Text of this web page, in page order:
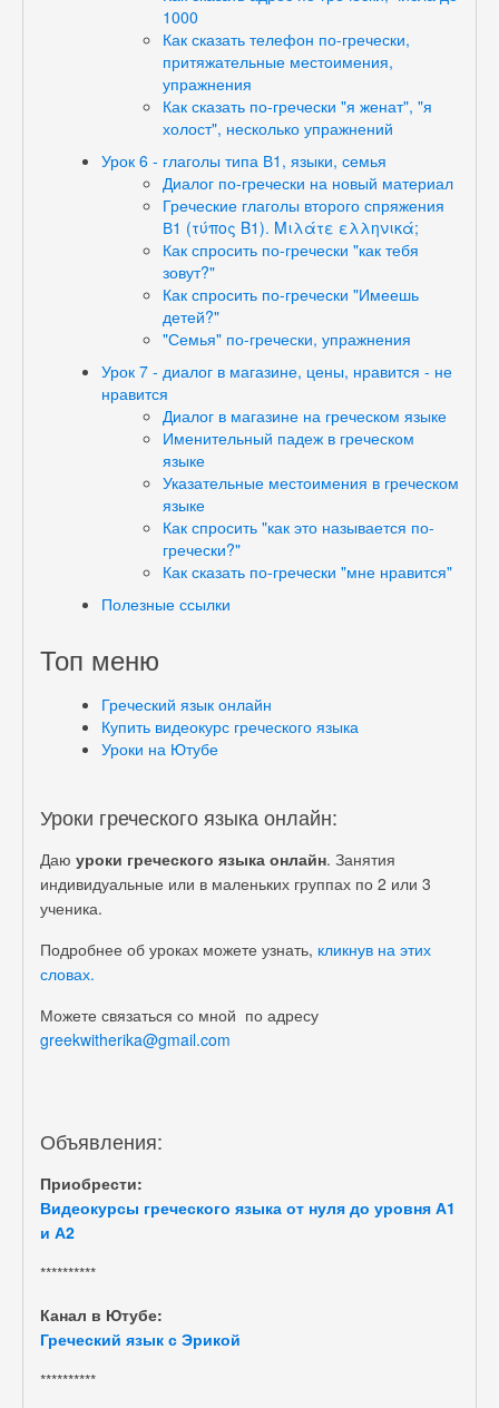
1000
Как сказать телефон по-гречески,
притяжательные местоимения,
упражнения
Как сказать по-гречески "я женат", "я
холост", несколько упражнений
Урок 6 - глаголы типа В1, языки, семья
Диалог по-гречески на новый материал
Греческие глаголы второго спряжения
В1 (τύπος Β1). Μιλάτε ελληνικά;
Как спросить по-гречески "как тебя
зовут?"
Как спросить по-гречески "Имеешь
детей?"
"Семья" по-гречески, упражнения
Урок 7 - диалог в магазине, цены, нравится - не
нравится
Диалог в магазине на греческом языке
Именительный падеж в греческом
языке
Указательные местоимения в греческом
языке
Как спросить "как это называется по-
гречески?"
Как сказать по-гречески "мне нравится"
Полезные ссылки
Топ меню
Греческий язык онлайн
Купить видеокурс греческого языка
Уроки на Ютубе
Уроки греческого языка онлайн:
Даю уроки греческого языка онлайн. Занятия
индивидуальные или в маленьких группах по 2 или 3
ученика.
Подробнее об уроках можете узнать, кликнув на этих
словах.
Можете связаться со мной по адресу
greekwitherika@gmail.com
Объявления:
Приобрести:
Видеокурсы греческого языка от нуля до уровня А1
и А2
**********
Канал в Ютубе:
Греческий язык с Эрикой
**********